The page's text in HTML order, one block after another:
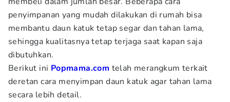
penyimpanan yang mudah dilakukan di rumah bisa
membantu daun katuk tetap segar dan tahan lama,
sehingga kualitasnya tetap terjaga saat kapan saja
dibutuhkan.
Berikut ini Popmama.com telah merangkum terkait
deretan cara menyimpan daun katuk agar tahan lama
secara lebih detail.